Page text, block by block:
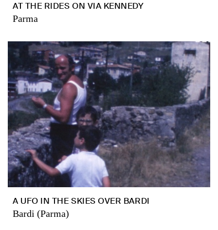
AT THE RIDES ON VIA KENNEDY
Parma
A UFO IN THE SKIES OVER BARDI
Bardi (Parma)